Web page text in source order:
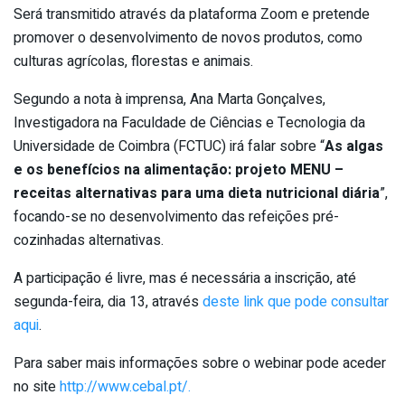
Será transmitido através da plataforma Zoom e pretende
promover o desenvolvimento de novos produtos, como
culturas agrícolas, florestas e animais.
Segundo a nota à imprensa, Ana Marta Gonçalves,
Investigadora na Faculdade de Ciências e Tecnologia da
Universidade de Coimbra (FCTUC) irá falar sobre “As algas
e os benefícios na alimentação: projeto MENU –
receitas alternativas para uma dieta nutricional diária”,
focando-se no desenvolvimento das refeições pré-
cozinhadas alternativas.
A participação é livre, mas é necessária a inscrição, até
segunda-feira, dia 13, atravésdeste link que pode consultar
aqui.
Para saber mais informações sobre o webinar pode aceder
no sitehttp://www.cebal.pt/.